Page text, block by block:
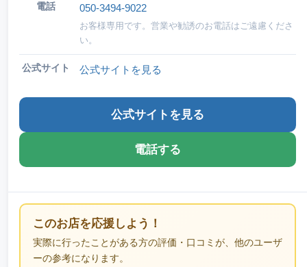
電話 050-3494-9022
お客様専用です。営業や勧誘のお電話はご遠慮くださ
い。
公式サイト 公式サイトを見る
公式サイトを見る
電話する
このお店を応援しよう！
実際に行ったことがある方の評価・口コミが、他のユーザ
ーの参考になります。